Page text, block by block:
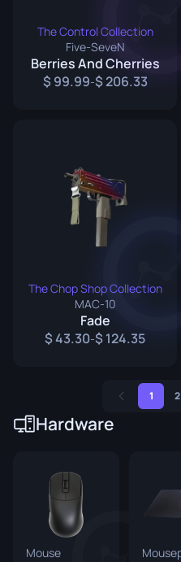
The Control Collection
Five-SeveN
Berries And Cherries
99.99- 206.33
The Chop Shop Collection
MAC-10
Fade
43.30- 124.35
1 2
Hardware
Mouse